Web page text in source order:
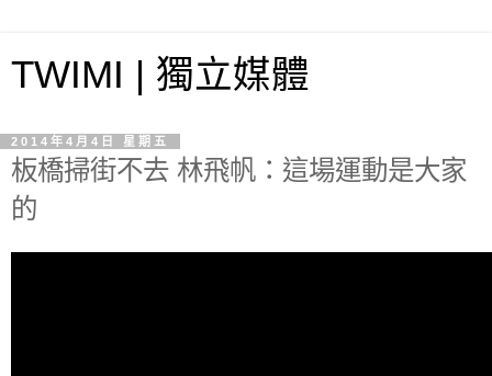
TWIMI | 獨立媒體
2014年4月4日 星期五
板橋掃街不去 林飛帆：這場運動是大家
的